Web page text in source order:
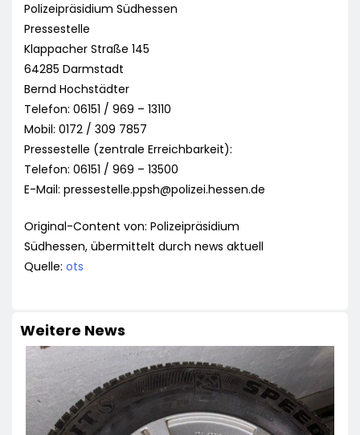
Polizeipräsidium Südhessen
Pressestelle
Klappacher Straße 145
64285 Darmstadt
Bernd Hochstädter
Telefon: 06151 / 969 – 13110
Mobil: 0172 / 309 7857
Pressestelle (zentrale Erreichbarkeit):
Telefon: 06151 / 969 – 13500
E-Mail: pressestelle.ppsh@polizei.hessen.de
Original-Content von: Polizeipräsidium
Südhessen, übermittelt durch news aktuell
Quelle: ots
Weitere News